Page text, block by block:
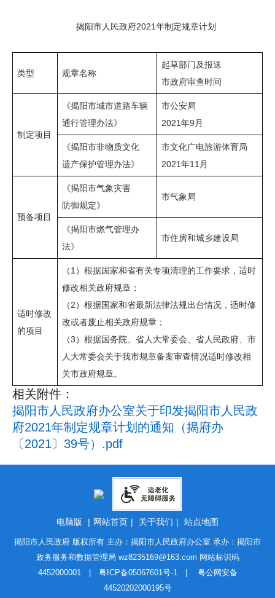
揭阳市人民政府2021年制定规章计划
类型 规章名称
起草部门及报送
市政府审查时间
制定项目
《揭阳市城市道路车辆
通行管理办法》
市公安局
2021年9月
《揭阳市非物质文化
遗产保护管理办法》
市文化广电旅游体育局
2021年11月
预备项目
《揭阳市气象灾害
防御规定》
市气象局
《揭阳市燃气管理办
法》
市住房和城乡建设局
适时修改
的项目
（1）根据国家和省有关专项清理的工作要求，适时
修改相关政府规章；
（2）根据国家和省最新法律法规出台情况，适时修
改或者废止相关政府规章；
（3）根据国务院、省人大常委会、省人民政府、市
人大常委会关于我市规章备案审查情况适时修改相
关市政府规章。
相关附件：
揭阳市人民政府办公室关于印发揭阳市人民政
府2021年制定规章计划的通知（揭府办
〔2021〕39号）.pdf
电脑版 | 网站首页 | 关于我们 | 站点地图
揭阳市人民政府 版权所有 主办：揭阳市人民政府办公室 承办：揭阳市
政务服务和数据管理局 wz8235169@163.com 网站标识码
4452000001 | 粤ICP备05067601号-1| 粤公网安备
44520202000195号